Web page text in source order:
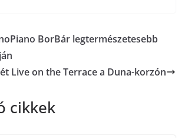
BorBár legtermészetesebb
Live on the Terrace a Duna-korzón
cikkek